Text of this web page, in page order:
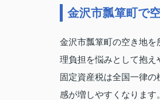
金沢市瓢箪町で
金沢市瓢箪町の空き地
理負担を悩みとして抱え
固定資産税は全国一律
感が増しやすくなります。